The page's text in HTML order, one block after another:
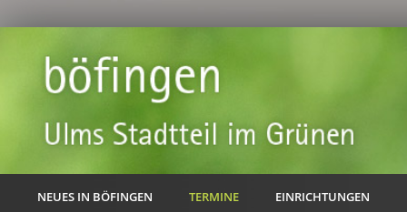
NEUES IN BÖFINGEN TERMINE EINRICHTUNGEN